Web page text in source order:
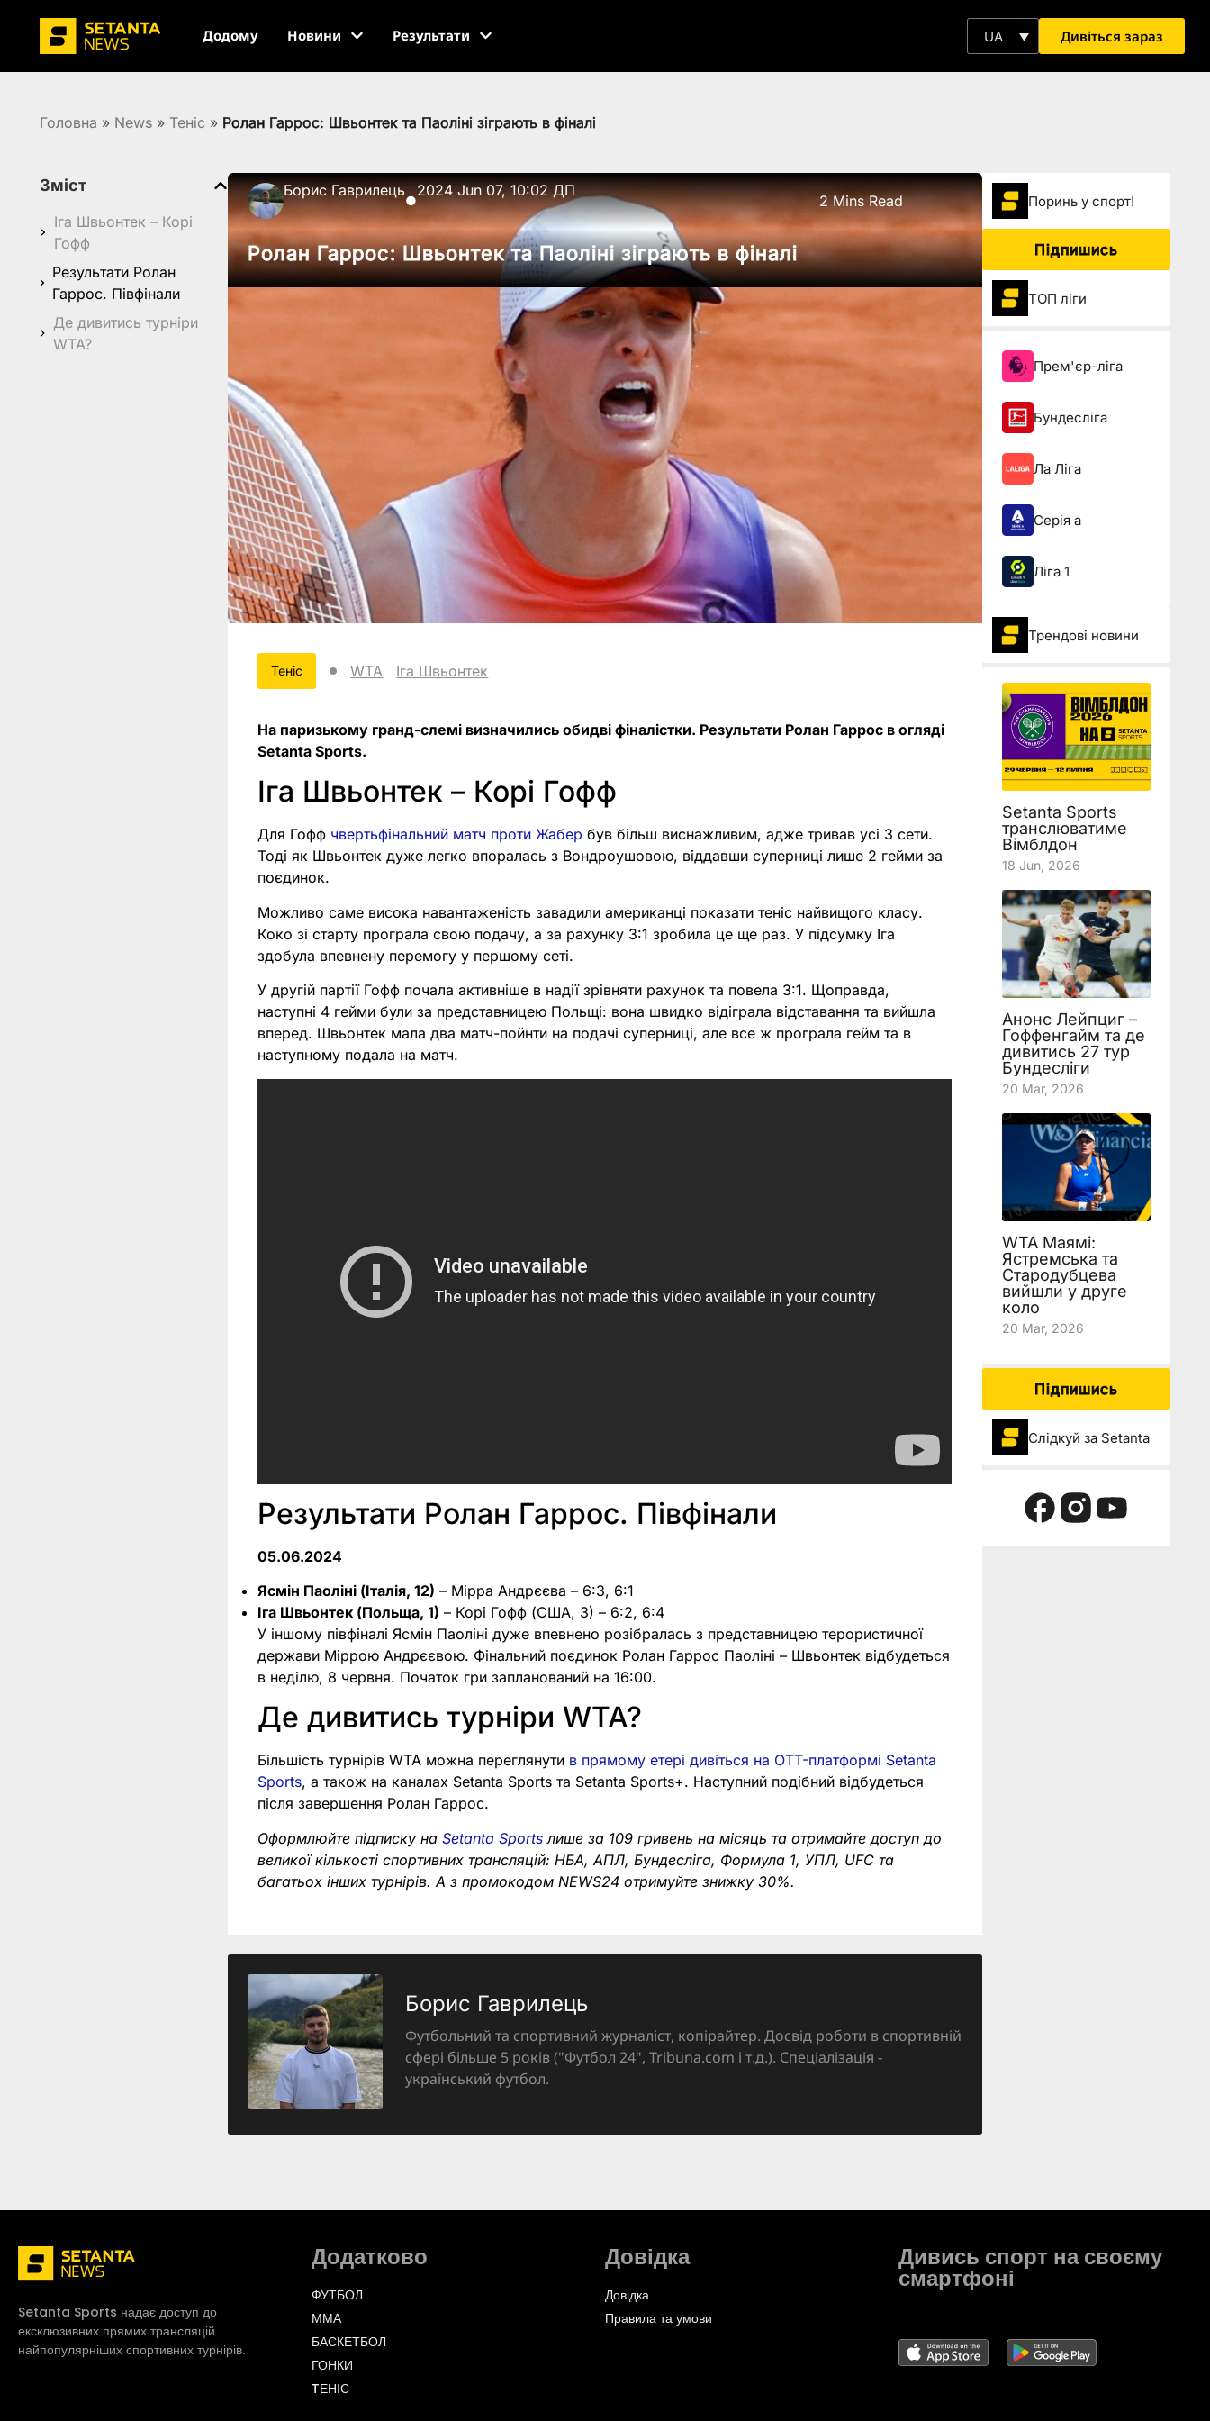
Додому Новини Результати UA Дивіться зараз
Головна » News » Теніс » Ролан Гаррос: Швьонтек та Паоліні зіграють в фіналі
Зміст
Іга Швьонтек – Корі
Гофф
Результати Ролан
Гаррос. Півфінали
Де дивитись турніри
WTA?
Борис Гаврилець
●
2024 Jun 07, 10:02 ДП
2 Mins Read
Ролан Гаррос: Швьонтек та Паоліні зіграють в фіналі
Теніс WTA Іга Швьонтек
На паризькому гранд-слемі визначились обидві фіналістки. Результати Ролан Гаррос в огляді
Setanta Sports.
Іга Швьонтек – Корі Гофф
Для Гофф чвертьфінальний матч проти Жабер був більш виснажливим, адже тривав усі 3 сети.
Тоді як Швьонтек дуже легко впоралась з Вондроушовою, віддавши суперниці лише 2 гейми за
поєдинок.
Можливо саме висока навантаженість завадили американці показати теніс найвищого класу.
Коко зі старту програла свою подачу, а за рахунку 3:1 зробила це ще раз. У підсумку Іга
здобула впевнену перемогу у першому сеті.
У другій партії Гофф почала активніше в надії зрівняти рахунок та повела 3:1. Щоправда,
наступні 4 гейми були за представницею Польщі: вона швидко відіграла відставання та вийшла
вперед. Швьонтек мала два матч-пойнти на подачі суперниці, але все ж програла гейм та в
наступному подала на матч.
Результати Ролан Гаррос. Півфінали
05.06.2024
Ясмін Паоліні (Італія, 12) – Мірра Андрєєва – 6:3, 6:1
Іга Швьонтек (Польща, 1) – Корі Гофф (США, 3) – 6:2, 6:4
У іншому півфіналі Ясмін Паоліні дуже впевнено розібралась з представницею терористичної
держави Міррою Андрєєвою. Фінальний поєдинок Ролан Гаррос Паоліні – Швьонтек відбудеться
в неділю, 8 червня. Початок гри запланований на 16:00.
Де дивитись турніри WTA?
Більшість турнірів WTA можна переглянути в прямому етері дивіться на OTT-платформі Setanta
Sports, а також на каналах Setanta Sports та Setanta Sports+. Наступний подібний відбудеться
після завершення Ролан Гаррос.
Оформлюйте підписку наSetanta Sports лише за 109 гривень на місяць та отримайте доступ до
великої кількості спортивних трансляцій: НБА, АПЛ, Бундесліга, Формула 1, УПЛ, UFC та
багатьох інших турнірів. А з промокодом NEWS24 отримуйте знижку 30%.
Борис Гаврилець
Футбольний та спортивний журналіст, копірайтер. Досвід роботи в спортивній
сфері більше 5 років ("Футбол 24", Tribuna.com і т.д.). Спеціалізація -
український футбол.
Поринь у спорт!
Підпишись
ТОП ліги
Прем'єр-ліга
Бундесліга
Ла Ліга
Серія а
Ліга 1
Трендові новини
Setanta Sports
транслюватиме
Вімблдон
18 Jun, 2026
Анонс Лейпциг –
Гоффенгайм та де
дивитись 27 тур
Бундесліги
20 Mar, 2026
WTA Маямі:
Ястремська та
Стародубцева
вийшли у друге
коло
20 Mar, 2026
Підпишись
Слідкуй за Setanta
Setanta Sports надає доступ до
ексклюзивних прямих трансляцій
найпопулярніших спортивних турнірів.
Додатково
ФУТБОЛ
ММА
БАСКЕТБОЛ
ГОНКИ
TЕНІС
Довідка
Довідка
Правила та умови
Дивись спорт на своєму
смартфоні